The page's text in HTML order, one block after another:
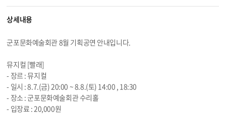
상세내용
군포문화예술회관 8월 기획공연 안내입니다.
뮤지컬 [빨래]
- 장르 : 뮤지컬
- 일시 : 8.7.(금) 20:00 ~ 8.8.(토) 14:00 , 18:30
- 장소 : 군포문화예술회관 수리홀
- 입장료 : 20,000원